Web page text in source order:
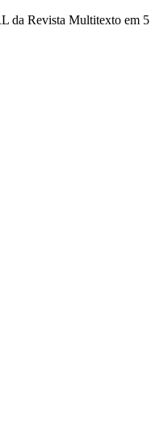
da Revista Multitexto em